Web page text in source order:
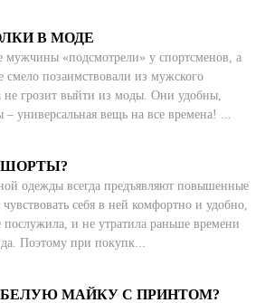
В МОДЕ
мужчины «подсмотрели» у спортсменов, а
позаимствовали из мужского
не грозит выйти из моды. Они удобны,
универсальная вещь на все времена! ...
ШОРТЫ?
одежды всегда предъявляют повышенные
чувствовать себя в ней комфортно и удобно,
и не утратила раньше времени
Поэтому при покупк...
БЕЛУЮ МАЙКУ С ПРИНТОМ?